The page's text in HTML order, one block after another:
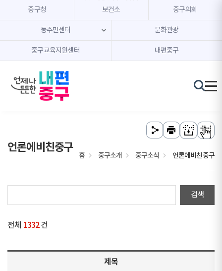
본문 내용 바로가기
주메뉴 바로가기
중구청 보건소 중구의회
동주민센터 문화관광
중구교육지원센터 내편중구
언론에비친중구
홈 중구소개 중구소식 언론에비친중구
전체 1332건
제목